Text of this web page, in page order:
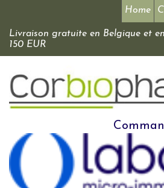
Home
Livraison gratuite en Belgique et
150 EUR